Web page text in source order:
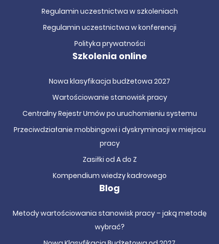
Regulamin uczestnictwa w szkoleniach
Regulamin uczestnictwa w konferencji
Polityka prywatności
Szkolenia online
Nowa klasyfikacja budżetowa 2027
Wartościowanie stanowisk pracy
Centralny Rejestr Umów po uruchomieniu systemu
Przeciwdziałanie mobbingowi i dyskryminacji w miejscu
pracy
Zasiłki od A do Z
Kompendium wiedzy kadrowego
Blog
Metody wartościowania stanowisk pracy – jaką metodę
wybrać?